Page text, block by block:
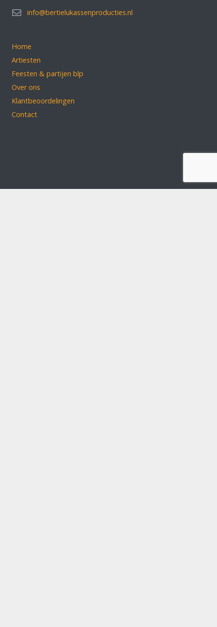
info@bertielukassenproducties.nl
Home
Artiesten
Feesten & partijen blp
Over ons
Klantbeoordelingen
Contact